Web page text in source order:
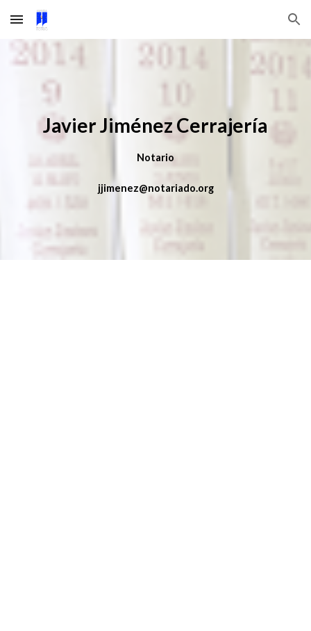
Skip to main content Skip to navigation
Javier Jiménez Cerrajería
Notario
jjimenez@notariado.org